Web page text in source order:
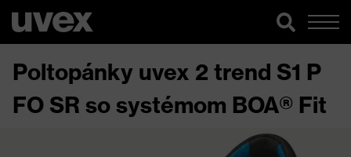
Poltopánky uvex 2 trend S1 P
FO SR so systémom BOA® Fit